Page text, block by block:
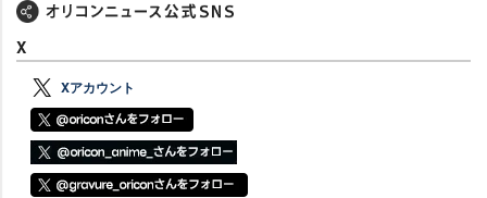
X
Xアカウント